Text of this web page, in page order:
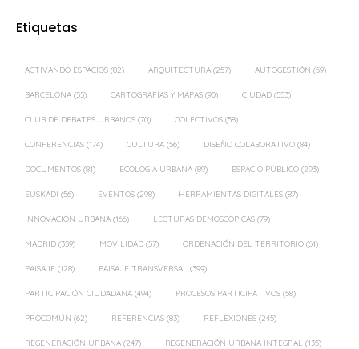
Etiquetas
ACTIVANDO ESPACIOS (82) ARQUITECTURA (257) AUTOGESTIÓN (59)
BARCELONA (55) CARTOGRAFÍAS Y MAPAS (90) CIUDAD (553)
CLUB DE DEBATES URBANOS (70) COLECTIVOS (58)
CONFERENCIAS (174) CULTURA (56) DISEÑO COLABORATIVO (84)
DOCUMENTOS (81) ECOLOGÍA URBANA (89) ESPACIO PÚBLICO (293)
EUSKADI (56) EVENTOS (298) HERRAMIENTAS DIGITALES (87)
INNOVACIÓN URBANA (166) LECTURAS DEMOSCÓPICAS (79)
MADRID (359) MOVILIDAD (57) ORDENACIÓN DEL TERRITORIO (61)
PAISAJE (128) PAISAJE TRANSVERSAL (399)
PARTICIPACIÓN CIUDADANA (494) PROCESOS PARTICIPATIVOS (58)
PROCOMÚN (62) REFERENCIAS (83) REFLEXIONES (245)
REGENERACIÓN URBANA (247) REGENERACIÓN URBANA INTEGRAL (135)